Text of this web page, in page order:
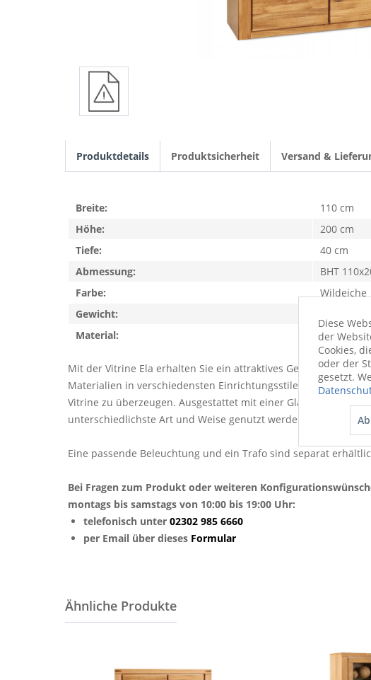
Produktdetails Produktsicherheit Versand &
Mit der Vitrine Ela erhalten Sie ein attraktives
Materialien in verschiedensten Einrichtungsstilen. Durch
Vitrine zu überzeugen. Ausgestattet mit einer Glas-/Holztür
unterschiedlichste Art und Weise genutzt werden kann.
Eine passende Beleuchtung und ein Trafo sind separat
Bei Fragen zum Produkt oder weiteren
montags bis samstags von 10:00 bis 19:00 Uhr:
telefonisch unter 02302 985 6660
per Email über dieses Formular
Breite:
110 cm
Höhe:
200 cm
Tiefe:
40 cm
Abmessung:
BHT
Farbe:
Wildeiche
Gewicht:
Material:
Teilmassiv
Diese
der
Cookies,
oder der
gesetzt.